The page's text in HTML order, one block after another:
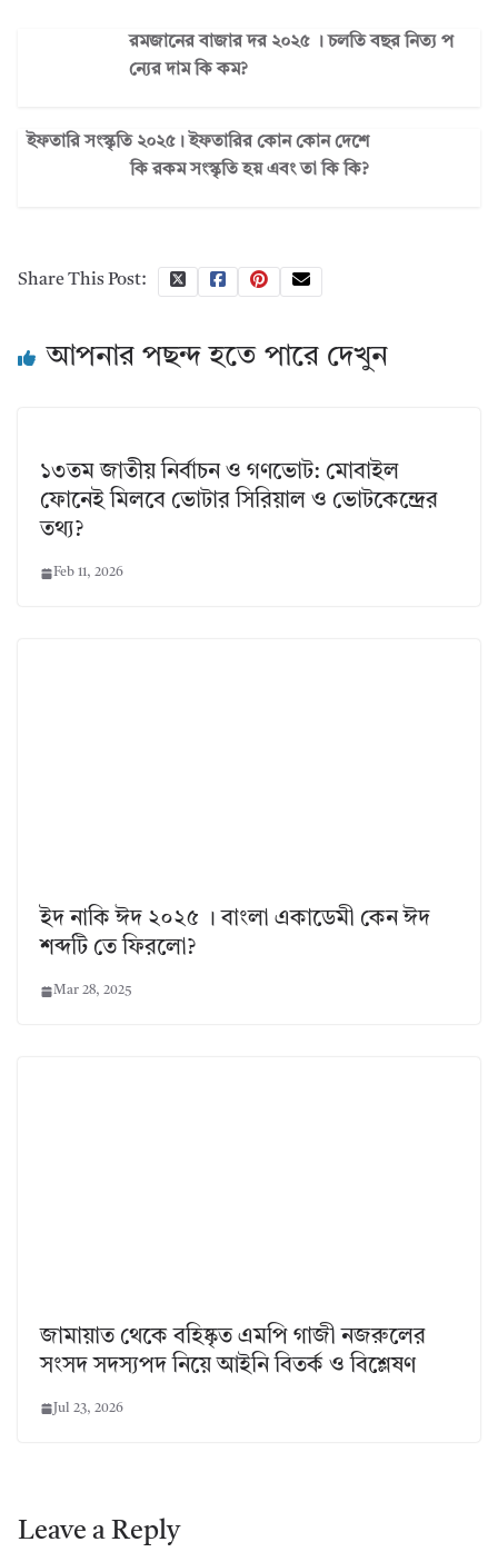
রমজানের বাজার দর ২০২৫ । চলতি বছর নিত্য প
ন্যের দাম কি কম?
ইফতারি সংস্কৃতি ২০২৫। ইফতারির কোন কোন দেশে
কি রকম সংস্কৃতি হয় এবং তা কি কি?
Share This Post:
আপনার পছন্দ হতে পারে দেখুন
১৩তম জাতীয় নির্বাচন ও গণভোট: মোবাইল
ফোনেই মিলবে ভোটার সিরিয়াল ও ভোটকেন্দ্রের
তথ্য?
Feb 11, 2026
ইদ নাকি ঈদ ২০২৫ । বাংলা একাডেমী কেন ঈদ
শব্দটি তে ফিরলো?
Mar 28, 2025
জামায়াত থেকে বহিষ্কৃত এমপি গাজী নজরুলের
সংসদ সদস্যপদ নিয়ে আইনি বিতর্ক ও বিশ্লেষণ
Jul 23, 2026
Leave a Reply